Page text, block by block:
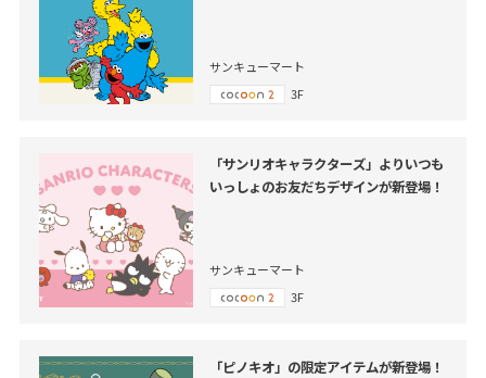
サンキューマート
3F
「サンリオキャラクターズ」よりいつも
いっしょのお友だちデザインが新登場！
サンキューマート
3F
「ピノキオ」の限定アイテムが新登場！